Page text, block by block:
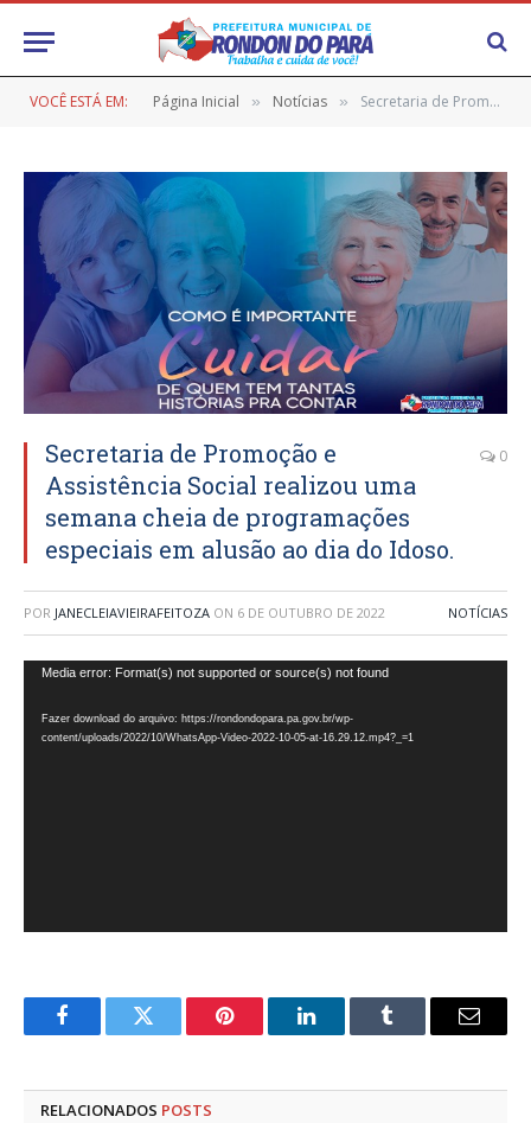
VOCÊ ESTÁ EM: Página Inicial » Notícias » Secretaria de Promoção e Assistência Social realizou uma semana cheia de programações especiais em alusão ao dia do Idoso.
Secretaria de Promoção e
Assistência Social realizou uma
semana cheia de programações
especiais em alusão ao dia do Idoso.
0
POR JANECLEIAVIEIRAFEITOZA ON 6 DE OUTUBRO DE 2022 NOTÍCIAS
Tocador
vídeo
Media error: Format(s) not supported or source(s) not found
Fazer download do arquivo: https://rondondopara.pa.gov.br/wp-
content/uploads/2022/10/WhatsApp-Video-2022-10-05-at-16.29.12.mp4?_=1
FacebookTwitter Pinterest LinkedInTumblr
E-
RELACIONADOS POSTS